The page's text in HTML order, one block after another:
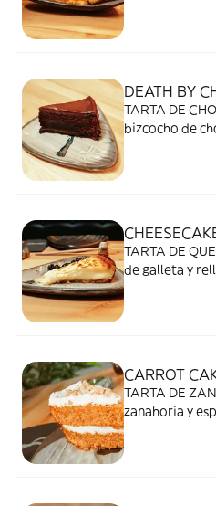
DEATH BY
TARTA DE
bizcocho de
TARTA DE
de galleta y
CARROT
TARTA DE
zanahoria y